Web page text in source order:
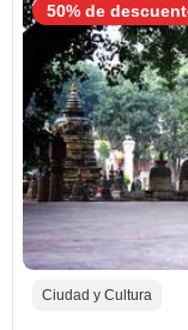
Ciudad y Cultura
50% de